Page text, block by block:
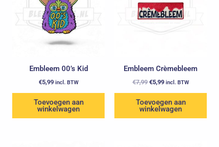
Embleem 00’s Kid
€5,99 incl. BTW
Toevoegen aan
winkelwagen
Embleem Crèmebleem
€7,99 €5,99 incl. BTW
Toevoegen aan
winkelwagen